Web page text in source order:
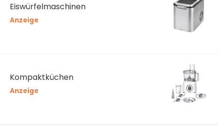
Eiswürfelmaschinen
Anzeige
Kompaktküchen
Anzeige